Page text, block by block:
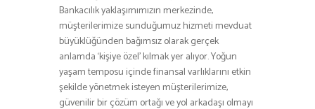
Bankacılık yaklaşımımızın merkezinde,
müşterilerimize sunduğumuz hizmeti mevduat
büyüklüğünden bağımsız olarak gerçek
anlamda ‘kişiye özel’ kılmak yer alıyor. Yoğun
yaşam temposu içinde finansal varlıklarını etkin
şekilde yönetmek isteyen müşterilerimize,
güvenilir bir çözüm ortağı ve yol arkadaşı olmayı